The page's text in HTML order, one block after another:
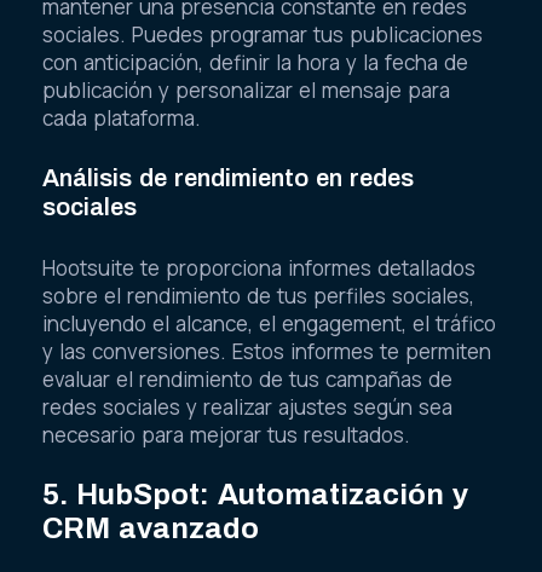
mantener una presencia constante en redes
sociales. Puedes programar tus publicaciones
con anticipación, definir la hora y la fecha de
publicación y personalizar el mensaje para
cada plataforma.
Análisis de rendimiento en redes
sociales
Hootsuite te proporciona informes detallados
sobre el rendimiento de tus perfiles sociales,
incluyendo el alcance, el engagement, el tráfico
y las conversiones. Estos informes te permiten
evaluar el rendimiento de tus campañas de
redes sociales y realizar ajustes según sea
necesario para mejorar tus resultados.
5. HubSpot: Automatización y
CRM avanzado